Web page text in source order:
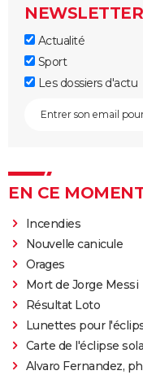
Actualité
Sport
Les dossiers d'actu
EN CE
Incendies
Nouvelle canicule
Orages
Mort de Jorge Messi
Résultat Loto
Lunettes pour
Carte de l'éclipse
Alvaro Fernandez,